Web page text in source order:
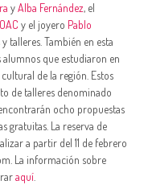
yAlba Fernández, el
y el joyero Pablo
talleres. También en esta
que estudiaron en
de la región. Estos
de talleres denominado
ocho propuestas
gratuitas. La reserva de
a partir del 11 de febrero
La información sobre
aquí